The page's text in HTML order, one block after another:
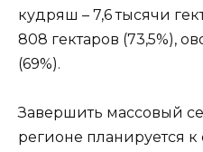
кудряш – 7,6 тысячи
808 гектаров (73,5%),
(69%).
Завершить массовый
регионе планируется